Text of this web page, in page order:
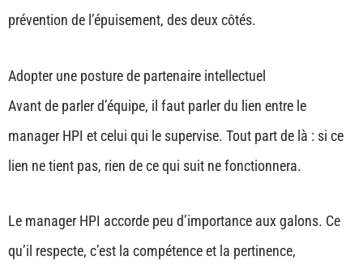
prévention de l’épuisement, des deux côtés.
Adopter une posture de partenaire intellectuel
Avant de parler d’équipe, il faut parler du lien entre le
manager HPI et celui qui le supervise. Tout part de là : si ce
lien ne tient pas, rien de ce qui suit ne fonctionnera.
Le manager HPI accorde peu d’importance aux galons. Ce
qu’il respecte, c’est la compétence et la pertinence,